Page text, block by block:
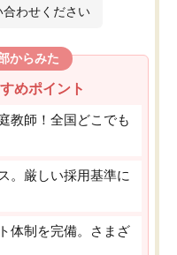
わせください
からみた
めポイント
教師！全国どこでも
。厳しい採用基準に
体制を完備。さまざ